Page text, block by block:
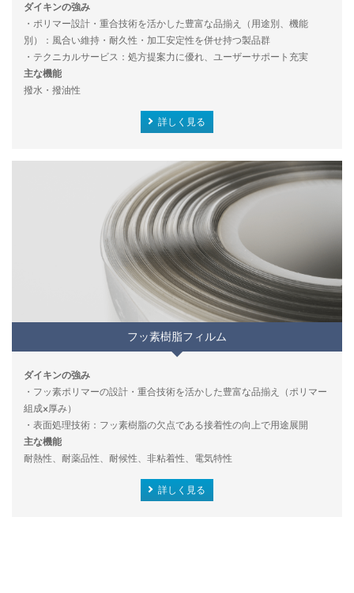
ダイキンの強み
・ポリマー設計・重合技術を活かした豊富な品揃え（用途別、機能
別）：風合い維持・耐久性・加工安定性を併せ持つ製品群
・テクニカルサービス：処方提案力に優れ、ユーザーサポート充実
主な機能
撥水・撥油性
詳しく見る
フッ素樹脂フィルム
ダイキンの強み
・フッ素ポリマーの設計・重合技術を活かした豊富な品揃え（ポリマー
組成×厚み）
・表面処理技術：フッ素樹脂の欠点である接着性の向上で用途展開
主な機能
耐熱性、耐薬品性、耐候性、非粘着性、電気特性
詳しく見る